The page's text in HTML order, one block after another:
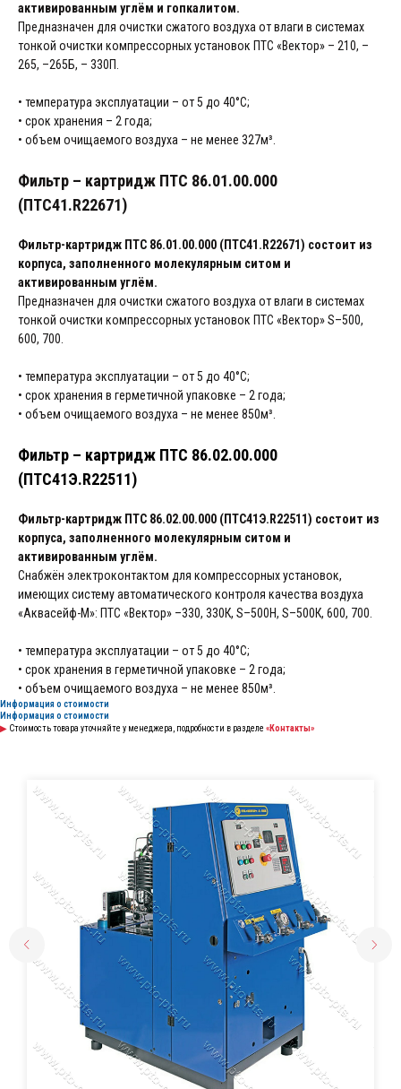
активированным углём и гопкалитом.
Предназначен для очистки сжатого воздуха от влаги в системах
тонкой очистки компрессорных установок ПТС «Вектор» – 210, –
265, –265Б, – 330П.
• температура эксплуатации – от 5 до 40°С;
• срок хранения – 2 года;
• объем очищаемого воздуха – не менее 327м³.
Фильтр – картридж ПТС 86.01.00.000
(ПТС41.R22671)
Фильтр-картридж ПТС 86.01.00.000 (ПТС41.R22671) состоит из
корпуса, заполненного молекулярным ситом и
активированным углём.
Предназначен для очистки сжатого воздуха от влаги в системах
тонкой очистки компрессорных установок ПТС «Вектор» S–500,
600, 700.
• температура эксплуатации – от 5 до 40°С;
• срок хранения в герметичной упаковке – 2 года;
• объем очищаемого воздуха – не менее 850м³.
Фильтр – картридж ПТС 86.02.00.000
(ПТС41Э.R22511)
Фильтр-картридж ПТС 86.02.00.000 (ПТС41Э.R22511) состоит из
корпуса, заполненного молекулярным ситом и
активированным углём.
Снабжён электроконтактом для компрессорных установок,
имеющих систему автоматического контроля качества воздуха
«Аквасейф-М»: ПТС «Вектор» –330, 330К, S–500Н, S–500К, 600, 700.
• температура эксплуатации – от 5 до 40°С;
• срок хранения в герметичной упаковке – 2 года;
• объем очищаемого воздуха – не менее 850м³.
Информация о стоимости
Информация о стоимости
▶ Стоимость товара уточняйте у менеджера, подробности в разделе «Контакты»